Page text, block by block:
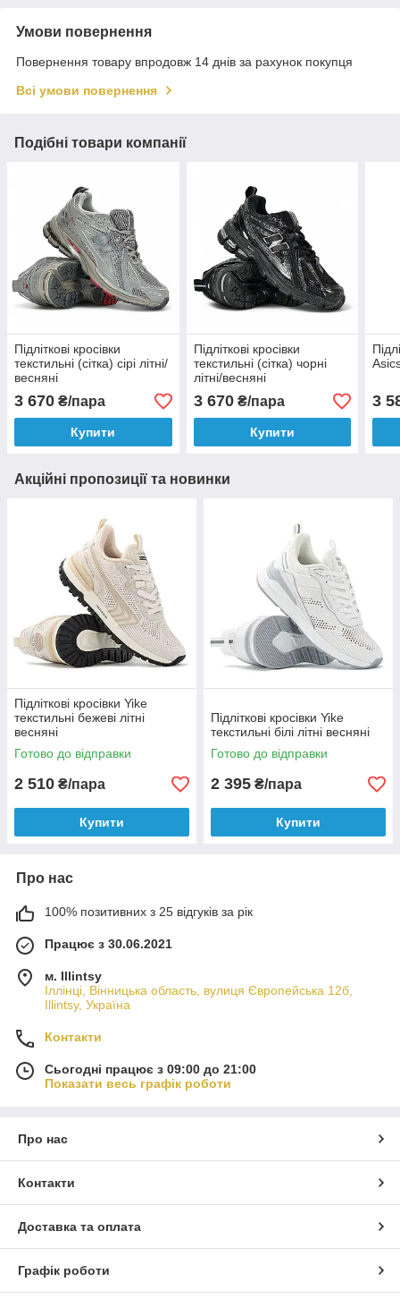
Умови повернення
Повернення товару впродовж 14 днів за рахунок покупця
Всі умови повернення
Подібні товари компанії
Підліткові кросівки
текстильні (сітка) сірі літні/
весняні
3 670 ₴/пара
Купити
Підліткові кросівки
текстильні (сітка) чорні
літні/весняні
3 670₴/пара
Купити
3
Акційні пропозиції та новинки
Підліткові кросівки Yike
текстильні бежеві літні
весняні
Готово до відправки
2 510 ₴/пара
Купити
Підліткові кросівки Yike
текстильні білі літні весняні
Готово до відправки
2 395 ₴/пара
Купити
Про нас
100% позитивних з 25 відгуків за рік
Працює з 30.06.2021
м. Illintsy
Іллінці, Вінницька область, вулиця Європейська 12б,
Illintsy, Україна
Контакти
Сьогодні працює з 09:00 до 21:00
Показати весь графік роботи
Про нас
Контакти
Доставка та оплата
Графік роботи